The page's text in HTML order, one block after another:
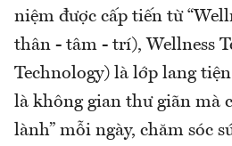
niệm được cấp tiến từ
thân - tâm - trí), Wellness
Technology) là lớp lang
là không gian thư giãn mà
lành” mỗi ngày, chăm sóc